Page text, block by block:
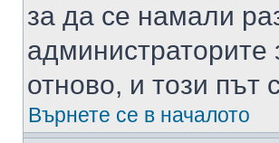
за да се намали
отново, и този път
Върнете се в началото